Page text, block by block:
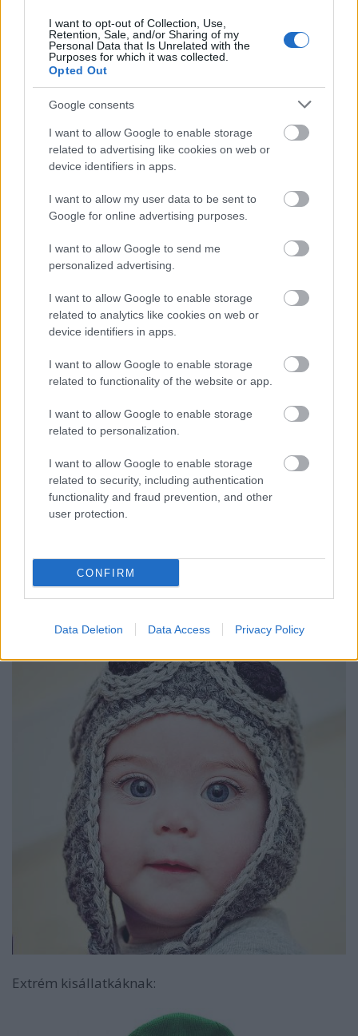
I want to opt-out of Collection, Use,
Retention, Sale, and/or Sharing of my
Personal Data that Is Unrelated with the
Purposes for which it was collected.
Opted Out
Google consents
I want to allow Google to enable storage
related to advertising like cookies on web or
device identifiers in apps.
I want to allow my user data to be sent to
Google for online advertising purposes.
I want to allow Google to send me
personalized advertising.
I want to allow Google to enable storage
related to analytics like cookies on web or
device identifiers in apps.
I want to allow Google to enable storage
related to functionality of the website or app.
I want to allow Google to enable storage
related to personalization.
I want to allow Google to enable storage
related to security, including authentication
functionality and fraud prevention, and other
user protection.
CONFIRM
Data Deletion Data Access Privacy Policy
Egyszerűen aranyos:
Pilótáknak:
Extrém kisállatkáknak: